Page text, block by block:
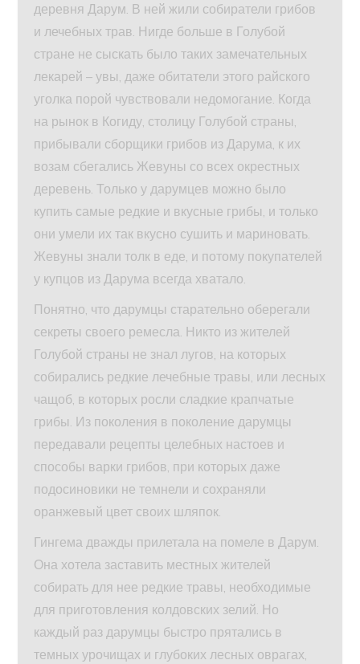
деревня Дарум. В ней жили собиратели грибов
и лечебных трав. Нигде больше в Голубой
стране не сыскать было таких замечательных
лекарей – увы, даже обитатели этого райского
уголка порой чувствовали недомогание. Когда
на рынок в Когиду, столицу Голубой страны,
прибывали сборщики грибов из Дарума, к их
возам сбегались Жевуны со всех окрестных
деревень. Только у дарумцев можно было
купить самые редкие и вкусные грибы, и только
они умели их так вкусно сушить и мариновать.
Жевуны знали толк в еде, и потому покупателей
у купцов из Дарума всегда хватало.
Понятно, что дарумцы старательно оберегали
секреты своего ремесла. Никто из жителей
Голубой страны не знал лугов, на которых
собирались редкие лечебные травы, или лесных
чащоб, в которых росли сладкие крапчатые
грибы. Из поколения в поколение дарумцы
передавали рецепты целебных настоев и
способы варки грибов, при которых даже
подосиновики не темнели и сохраняли
оранжевый цвет своих шляпок.
Гингема дважды прилетала на помеле в Дарум.
Она хотела заставить местных жителей
собирать для нее редкие травы, необходимые
для приготовления колдовских зелий. Но
каждый раз дарумцы быстро прятались в
темных урочищах и глубоких лесных оврагах,